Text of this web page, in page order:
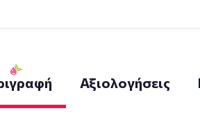
Αξιολογήσεις